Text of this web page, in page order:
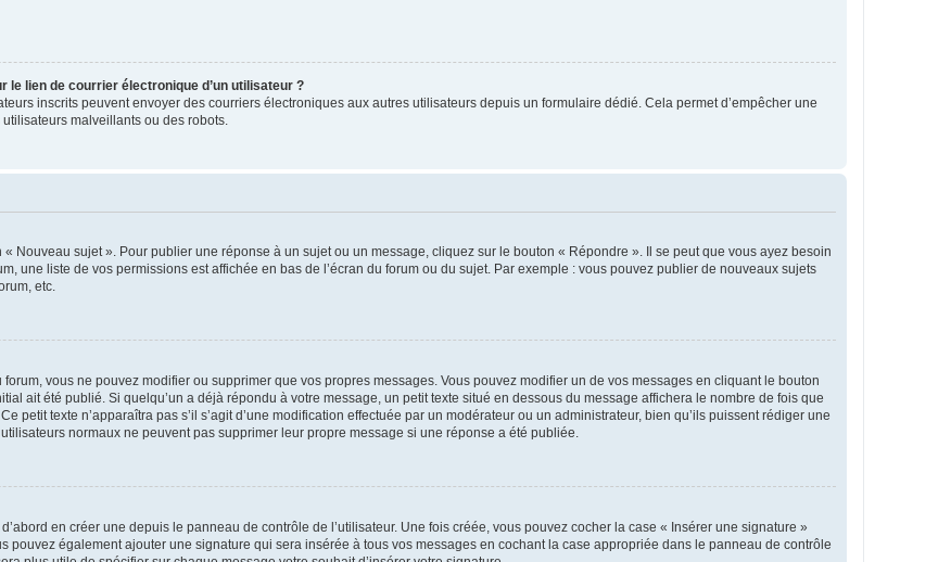
le lien de courrier électronique d’un utilisateur ?
inscrits peuvent envoyer des courriers électroniques aux autres utilisateurs depuis un formulaire dédié. Cela permet d’empêcher une
malveillants ou des robots.
Nouveau sujet ». Pour publier une réponse à un sujet ou un message, cliquez sur le bouton « Répondre ». Il se peut que vous ayez besoin
une liste de vos permissions est affichée en bas de l’écran du forum ou du sujet. Par exemple : vous pouvez publier de nouveaux sujets
etc.
vous ne pouvez modifier ou supprimer que vos propres messages. Vous pouvez modifier un de vos messages en cliquant le bouton
ait été publié. Si quelqu’un a déjà répondu à votre message, un petit texte situé en dessous du message affichera le nombre de fois que
petit texte n’apparaîtra pas s’il s’agit d’une modification effectuée par un modérateur ou un administrateur, bien qu’ils puissent rédiger une
normaux ne peuvent pas supprimer leur propre message si une réponse a été publiée.
en créer une depuis le panneau de contrôle de l’utilisateur. Une fois créée, vous pouvez cocher la case « Insérer une signature »
pouvez également ajouter une signature qui sera insérée à tous vos messages en cochant la case appropriée dans le panneau de contrôle